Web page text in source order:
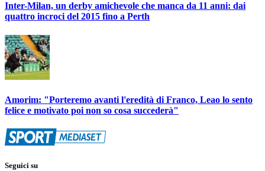
Inter-Milan, un derby amichevole che manca da 11 anni: dai
quattro incroci del 2015 fino a Perth
Amorim: "Porteremo avanti l'eredità di Franco, Leao lo sento
felice e motivato poi non so cosa succederà"
Seguici su